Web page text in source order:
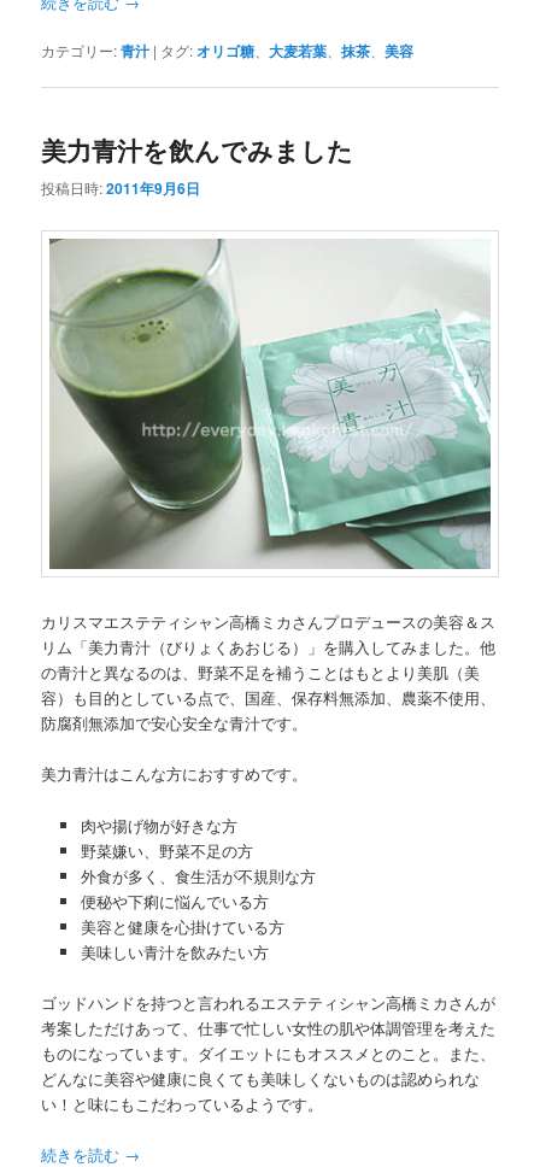
カテゴリー:青汁 | タグ:オリゴ糖 、大麦若葉 、抹茶 、美容
美力青汁を飲んでみました
投稿日時:2011年9月6日
カリスマエステティシャン高橋ミカさんプロデュースの美容＆ス
リム「美力青汁（びりょくあおじる）」を購入してみました。他
の青汁と異なるのは、野菜不足を補うことはもとより美肌（美
容）も目的としている点で、国産、保存料無添加、農薬不使用、
防腐剤無添加で安心安全な青汁です。
美力青汁はこんな方におすすめです。
肉や揚げ物が好きな方
野菜嫌い、野菜不足の方
外食が多く、食生活が不規則な方
便秘や下痢に悩んでいる方
美容と健康を心掛けている方
美味しい青汁を飲みたい方
ゴッドハンドを持つと言われるエステティシャン高橋ミカさんが
考案しただけあって、仕事で忙しい女性の肌や体調管理を考えた
ものになっています。ダイエットにもオススメとのこと。また、
どんなに美容や健康に良くても美味しくないものは認められな
い！と味にもこだわっているようです。
続きを読む →